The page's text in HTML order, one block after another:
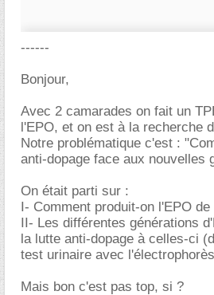
------
Bonjour,
Avec 2 camarades on fait un
l'EPO, et on est à la recherche
Notre problématique c'est :
anti-dopage face aux nouvelles
On était parti sur :
I- Comment produit-on l'EPO
II- Les différentes générations
la lutte anti-dopage à celles-ci
test urinaire avec
Mais bon c'est pas top, si ?